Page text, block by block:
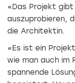
«Das Projekt gibt
auszuprobieren,
die Architektin.
«Es ist ein
wie man auch im
spannende